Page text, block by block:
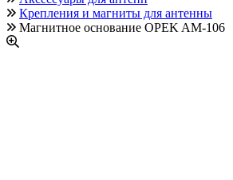
Крепления и магниты для антенны
Магнитное основание OPEK AM-106